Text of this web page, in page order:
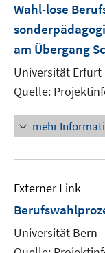
Wahl-lose
am Übergang
Universität Erfurt
Quelle:
mehr
Externer Link
Universität Bern